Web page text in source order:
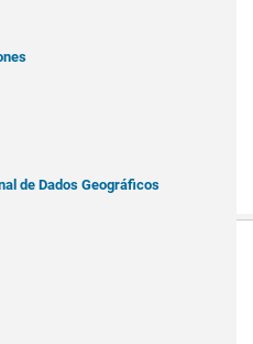
de Dados Geográficos